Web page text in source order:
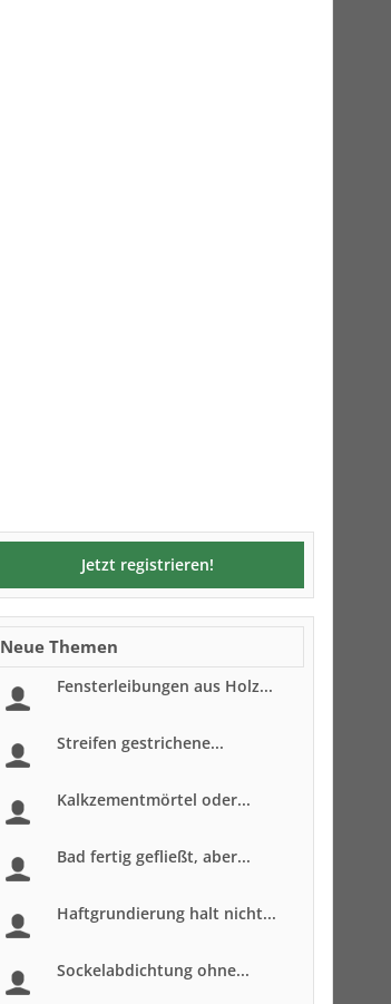
Jetzt registrieren!
Neue Themen
Fensterleibungen aus Holz...
Streifen gestrichene...
Kalkzementmörtel oder...
Bad fertig gefließt, aber...
Haftgrundierung halt nicht...
Sockelabdichtung ohne...